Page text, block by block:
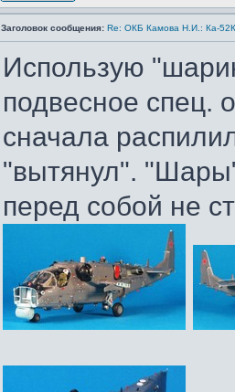
Заголовок сообщения: Re: ОКБ Камова Н.И.: Ка-
Использую
подвесное спец.
сначала
"вытянул".
перед собой не